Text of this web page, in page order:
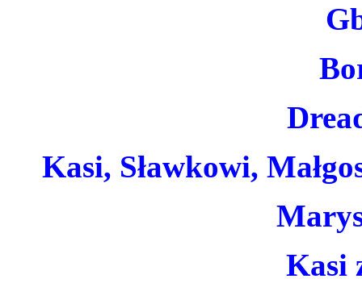
Kasi, Sławkowi,
Kasi